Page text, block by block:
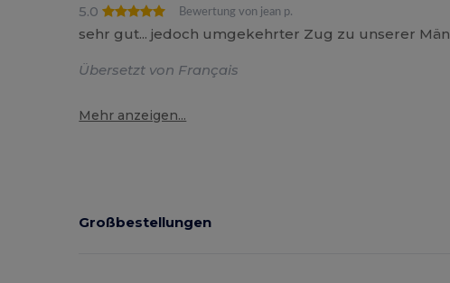
5.0
Bewertung von jean p.
sehr gut... jedoch umgekehrter Zug zu unserer
Übersetzt von Français
Mehr anzeigen...
Großbestellungen